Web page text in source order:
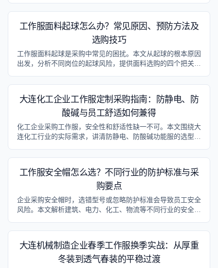
工作服面料起球怎么办？常见原因、预防方法及
选购技巧
工作服面料起球是采购中常见的困扰。本文从起球的根本原因
出发，分析不同岗位的起球风险，提供面料选购的四个把关要
大连化工企业工作服定制采购指南：防静电、防
酸碱与员工舒适如何兼得
化工企业采购工作服，安全性和舒适性缺一不可。本文围绕大
连化工行业的实际需求，讲清防静电、防酸碱功能服的选型要
工作服安全帽怎么选？不同行业的防护标准与采
购要点
企业采购安全帽时，选错型号或忽略防护标准会导致员工安全
风险。本文解析建筑、电力、化工、物流等不同行业的安全帽
大连机械制造企业春季工作服换季实战：从厚重
冬装到透气春装的平稳过渡